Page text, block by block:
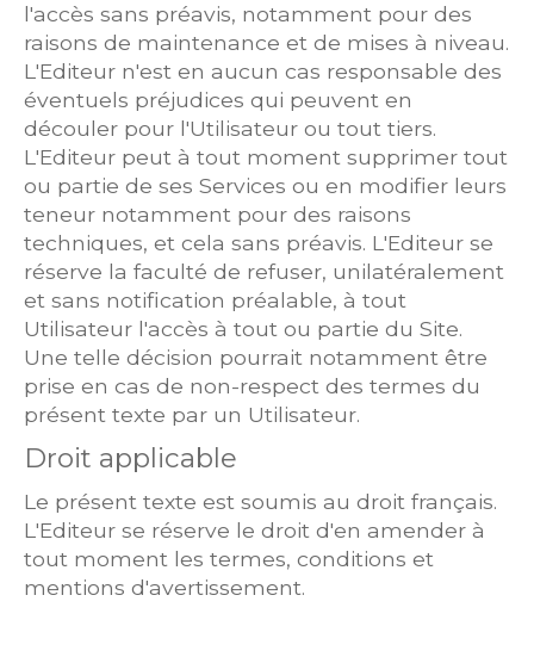
l'accès sans préavis, notamment pour des
raisons de maintenance et de mises à niveau.
L'Editeur n'est en aucun cas responsable des
éventuels préjudices qui peuvent en
découler pour l'Utilisateur ou tout tiers.
L'Editeur peut à tout moment supprimer tout
ou partie de ses Services ou en modifier leurs
teneur notamment pour des raisons
techniques, et cela sans préavis. L'Editeur se
réserve la faculté de refuser, unilatéralement
et sans notification préalable, à tout
Utilisateur l'accès à tout ou partie du Site.
Une telle décision pourrait notamment être
prise en cas de non-respect des termes du
présent texte par un Utilisateur.
Droit applicable
Le présent texte est soumis au droit français.
L'Editeur se réserve le droit d'en amender à
tout moment les termes, conditions et
mentions d'avertissement.